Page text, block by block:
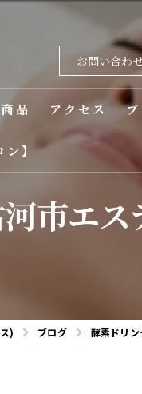
お問い合わ
品 アクセス
ン】
エス
) ブログ 酵素ドリ